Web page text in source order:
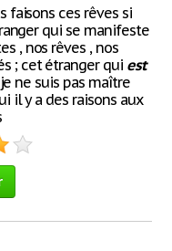
ces rêves si
qui se manifeste
, nos rêves , nos
; cet étranger qui est
ne suis pas maître
il y a des raisons aux